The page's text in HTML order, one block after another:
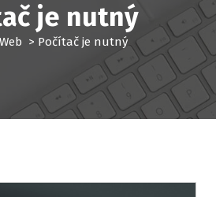
je nutný
Web > Počítač je nutný